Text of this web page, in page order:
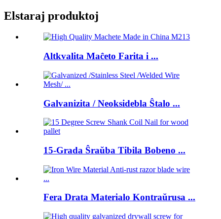
Elstaraj produktoj
Altkvalita Maĉeto Farita i ...
Galvanizita / Neoksidebla Ŝtalo ...
15-Grada Ŝraŭba Tibila Bobeno ...
Fera Drata Materialo Kontraŭrusa ...